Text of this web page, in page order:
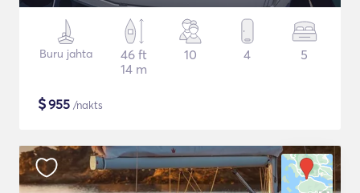
Buru jahta
46 ft
14 m
10 4 5
$955 /nakts